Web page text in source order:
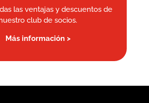
las ventajas y descuentos de
club de socios.
Más información >